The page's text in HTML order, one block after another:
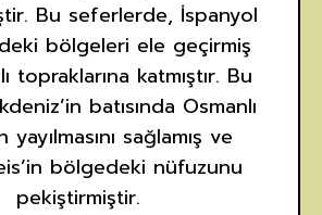
Bu seferlerde, İspanyol
bölgeleri ele geçirmiş
topraklarına katmıştır. Bu
batısında Osmanlı
sağlamış ve
bölgedeki nüfuzunu
pekiştirmiştir.